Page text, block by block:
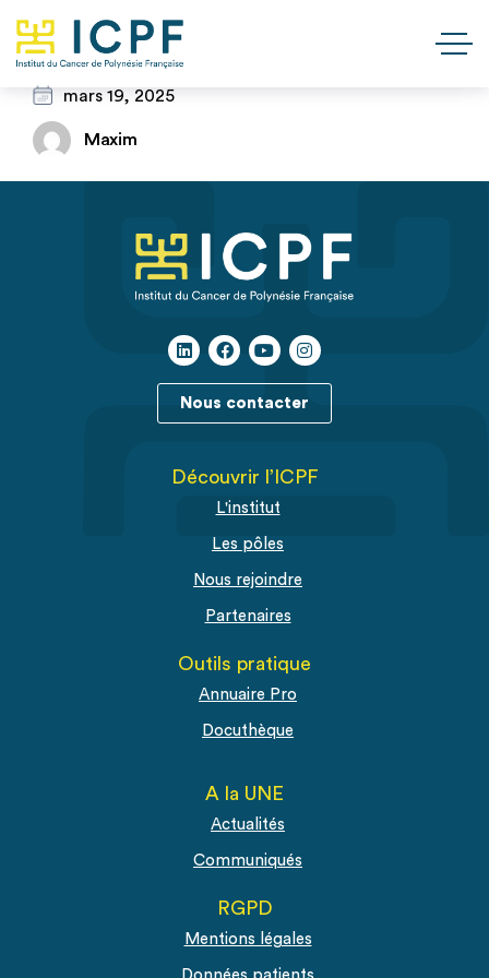
mars 19, 2025
Maxim
Nous contacter
Découvrir l’ICPF
L'institut
Les pôles
Nous rejoindre
Partenaires
Outils pratique
Annuaire Pro
Docuthèque
A la UNE
Actualités
Communiqués
RGPD
Mentions légales